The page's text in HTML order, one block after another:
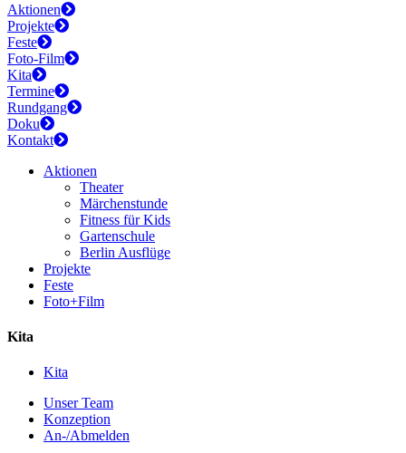
Aktionen
Projekte
Feste
Foto-Film
Kita
Termine
Rundgang
Doku
Kontakt
Aktionen
Theater
Märchenstunde
Fitness für Kids
Gartenschule
Berlin Ausflüge
Projekte
Feste
Foto+Film
Kita
Kita
Unser Team
Konzeption
An-/Abmelden